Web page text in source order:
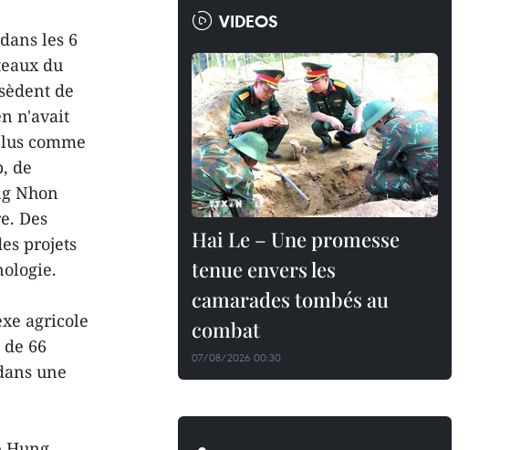
les 6
du
de
n'avait
comme
de
Nhon
Des
projets
agricole
66
une
VIDEOS
Hai Le – Une promesse
tenue envers les
camarades tombés au
combat
07/08/2026 00:30